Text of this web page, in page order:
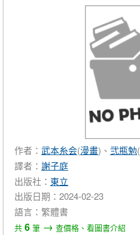
作者： 武本糸会(漫畫)、 弐瓶勉(
譯者： 謝子庭
出版社： 東立
出版日期：2024-02-23
語言：繁體書
共 6 筆 → 查價格、看圖書介紹